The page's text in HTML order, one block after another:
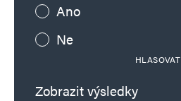
Ano
Ne
HLASOVAT
Zobrazit výsledky